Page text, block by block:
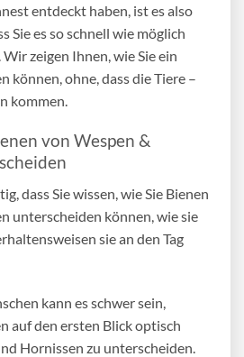
entdeckt haben, ist es also
Sie es so schnell wie möglich
zeigen Ihnen, wie Sie ein
können, ohne, dass die Tiere –
kommen.
von Wespen &
dass Sie wissen, wie Sie Bienen
unterscheiden können, wie sie
sie an den Tag
kann es schwer sein,
auf den ersten Blick optisch
Hornissen zu unterscheiden.